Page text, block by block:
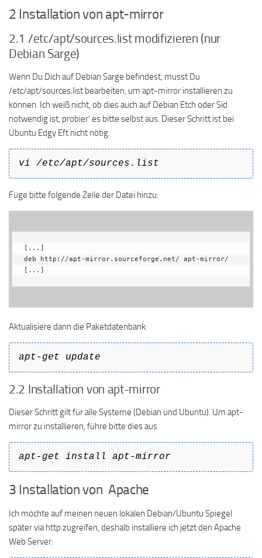
2 Installation von apt-mirror
2.1 /etc/apt/sources.list modifizieren (nur
Debian Sarge)
Wenn Du Dich auf Debian Sarge befindest, musst Du
/etc/apt/sources.list bearbeiten, um apt-mirror installieren zu
können. Ich weiß nicht, ob dies auch auf Debian Etch oder Sid
notwendig ist, probier‘ es bitte selbst aus. Dieser Schritt ist bei
Ubuntu Edgy Eft nicht nötig.
vi /etc/apt/sources.list
Füge bitte folgende Zeile der Datei hinzu:
[...]
deb http://apt-mirror.sourceforge.net/ apt-mirror/
[...]
Aktualisiere dann die Paketdatenbank:
apt-get update
2.2 Installation von apt-mirror
Dieser Schritt gilt für alle Systeme (Debian und Ubuntu). Um apt-
mirror zu installieren, führe bitte dies aus
apt-get install apt-mirror
3 Installation von Apache
Ich möchte auf meinen neuen lokalen Debian/Ubuntu Spiegel
später via http zugreifen, deshalb installiere ich jetzt den Apache
Web Server: